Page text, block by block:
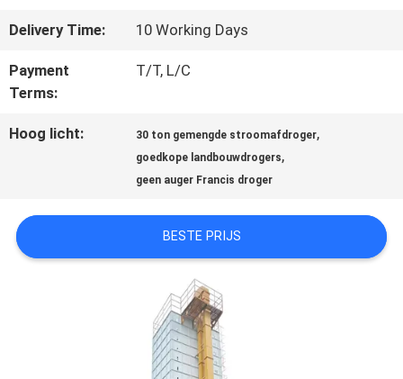
CONTACTEER
VERZOEK
Delivery Time: 10 Working Days
Payment
Terms:
T/T, L/C
Hoog licht: 30 ton gemengde stroomafdroger,
goedkope landbouwdrogers,
geen auger Francis droger
BESTE PRIJS